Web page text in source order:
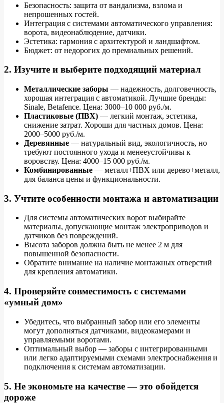
Безопасность: защита от вандализма, взлома и
непрошенных гостей.
Интеграция с системами автоматического управления:
ворота, видеонаблюдение, датчики.
Эстетика: гармония с архитектурой и ландшафтом.
Бюджет: от недорогих до премиальных решений.
2. Изучите и выберите подходящий материал
Металлические заборы — надежность, долговечность,
хорошая интеграция с автоматикой. Лучшие бренды:
Sinale, Betafence. Цена: 3000–10 000 руб./м.
Пластиковые (ПВХ) — легкий монтаж, эстетика,
снижение затрат. Хороши для частных домов. Цена:
2000–5000 руб./м.
Деревянные — натуральный вид, экологичность, но
требуют постоянного ухода и менееустойчивы к
воровству. Цена: 4000–15 000 руб./м.
Комбинированные — металл+ПВХ или дерево+металл,
для баланса цены и функциональности.
3. Учтите особенности монтажа и автоматизации
Для системы автоматических ворот выбирайте
материалы, допускающие монтаж электроприводов и
датчиков без повреждений.
Высота заборов должна быть не менее 2 м для
повышенной безопасности.
Обратите внимание на наличие монтажных отверстий
для крепления автоматики.
4. Проверяйте совместимость с системами
«умный дом»
Убедитесь, что выбранный забор или его элементы
могут дополняться датчиками, видеокамерами и
управляемыми воротами.
Оптимальный выбор — заборы с интегрированными
или легко адаптируемыми схемами электроснабжения и
подключения к системам автоматизации.
5. Не экономьте на качестве — это обойдется
дороже